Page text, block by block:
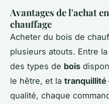
Avantages de l'achat
chauffage
Acheter du bois de
plusieurs atouts. Entre
des types de bois
le hêtre, et la
qualité, chaque